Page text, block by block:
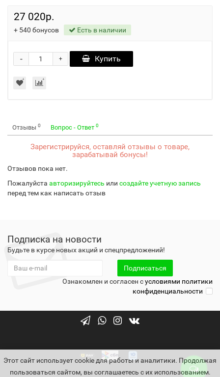
27 020р.
+ 540 бонусов Есть в наличии
+
- Купить
Отзывы 0 Вопрос - Ответ 0
Зарегистрируйся, оставляй отзывы о товаре,
зарабатывай бонусы!
Отзывов пока нет.
Пожалуйста авторизируйтесь или создайте учетную запись
перед тем как написать отзыв
Подписка на новости
Будьте в курсе новых акций и спецпредложений!
Подписаться
Ознакомлен и согласен сусловиями политики
конфиденциальности
Этот сайт использует cookie для работы и аналитики. Продолжая
пользоваться сайтом, вы соглашаетесь с их использованием.